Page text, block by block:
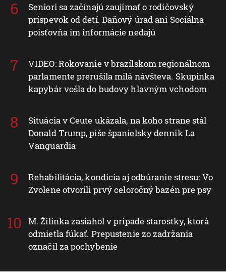
Seniori sa začínajú zaujímať o rodičovský
príspevok od detí. Daňový úrad ani Sociálna
poisťovňa im informácie nedajú
VIDEO: Rokovanie v brazílskom regionálnom
parlamente prerušila milá návšteva. Skupinka
kapybár vošla do budovy hlavným vchodom
Situácia v Ceute ukázala, na koho strane stál
Donald Trump, píše španielsky denník La
Vanguardia
Rehabilitácia, kondícia aj odbúranie stresu: Vo
Zvolene otvorili prvý celoročný bazén pre psy
M. Žilinka zasiahol v prípade starostky, ktorá
odmietla fúkať. Prepustenie zo zadržania
označil za pochybenie